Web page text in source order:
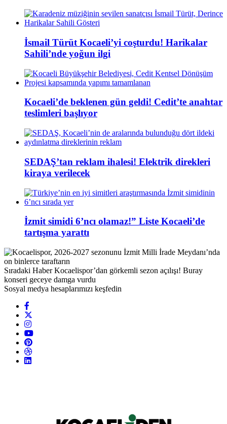
İsmail Türüt Kocaeli’yi coşturdu! Harikalar
Sahili’nde yoğun ilgi
Kocaeli’de beklenen gün geldi! Cedit’te anahtar
teslimleri başlıyor
SEDAŞ’tan reklam ihalesi! Elektrik direkleri
kiraya verilecek
İzmit simidi 6’ncı olamaz!” Liste Kocaeli’de
tartışma yarattı
Sıradaki Haber Kocaelispor’dan görkemli sezon açılışı! Buray
konseri geceye damga vurdu
Sosyal medya hesaplarımızı keşfedin